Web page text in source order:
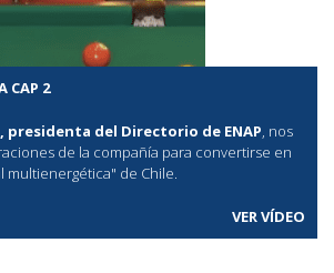
CAP 2
presidenta del Directorio de ENAP, nos
de la compañía para convertirse en
multienergética" de Chile.
VER VÍDEO